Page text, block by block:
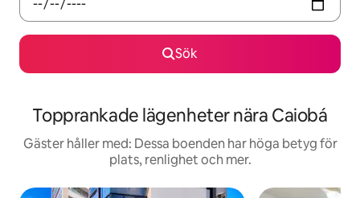
Sök
Topprankade lägenheter nära Caiobá
Gäster håller med: Dessa boenden har höga betyg för
plats, renlighet och mer.